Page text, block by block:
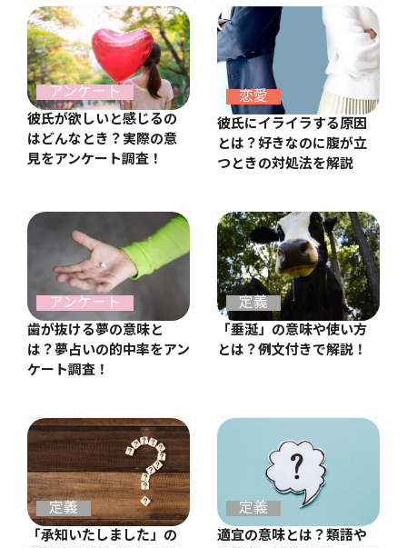
アンケート
彼氏が欲しいと感じるの
はどんなとき？実際の意
見をアンケート調査！
恋愛
彼氏にイライラする原因
とは？好きなのに腹が立
つときの対処法を解説
アンケート
歯が抜ける夢の意味と
は？夢占いの的中率をアン
ケート調査！
定義
「垂涎」の意味や使い方
とは？例文付きで解説！
定義
「承知いたしました」の
定義
適宜の意味とは？類語や